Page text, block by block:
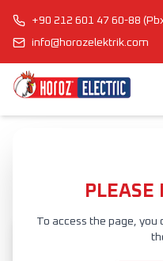
+90 212 601 47 60-88
info@horozelektrik.com
PLEASE
To access the page, you